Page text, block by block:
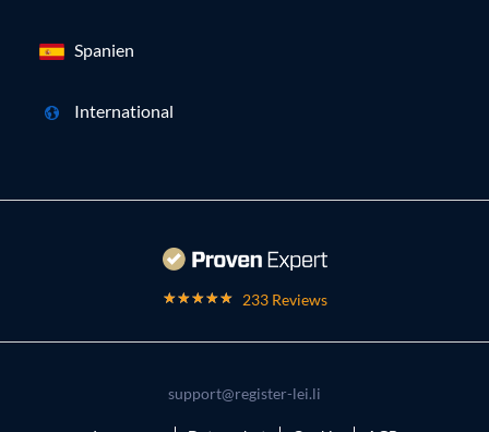
Spanien
International
233 Reviews
support@register-lei.li